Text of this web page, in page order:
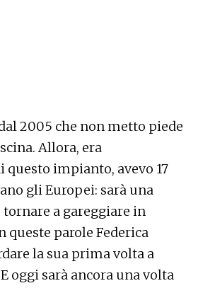
2005 che non metto piede
Allora, era
questo impianto, avevo 17
gli Europei: sarà una
a gareggiare in
queste parole Federica
la sua prima volta a
oggi sarà ancora una volta